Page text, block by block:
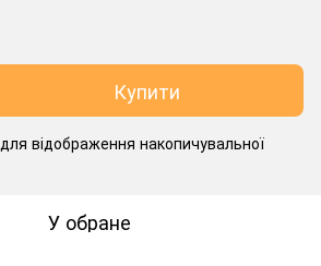
Купити
для відображення накопичувальної
У обране